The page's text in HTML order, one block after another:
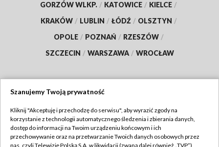
GORZÓW WLKP. / KATOWICE / KIELCE /
KRAKÓW / LUBLIN / ŁÓDŹ / OLSZTYN /
OPOLE / POZNAŃ / RZESZÓW /
SZCZECIN / WARSZAWA / WROCŁAW
TVP
Abonament TVP
Regulamin TVP
Szanujemy Twoją prywatność
Kliknij "Akceptuję i przechodzę do serwisu", aby wyrazić zgody na
korzystanie z technologii automatycznego śledzenia i zbierania danych,
dostęp do informacji na Twoim urządzeniu końcowym i ich
przechowywanie oraz na przetwarzanie Twoich danych osobowych przez
nas, czyli Telewizję Polską S.A. w likwidacji (zwaną dalej również „TVP”),